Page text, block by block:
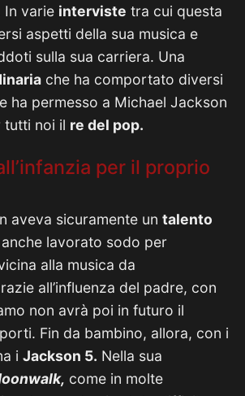
In varie interviste tra cui questa
aspetti della sua musica e
sulla sua carriera. Una
che ha comportato diversi
ha permesso a Michael Jackson
tutti noi il re del pop.
per il proprio
aveva sicuramente un talento
lavorato sodo per
alla musica da
all’influenza del padre, con
non avrà poi in futuro il
Fin da bambino, allora, con i
i Jackson 5. Nella sua
come in molte